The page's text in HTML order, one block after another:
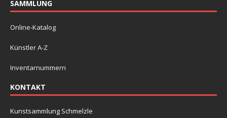
SAMMLUNG
Online-Katalog
Künstler A-Z
Inventarnummern
KONTAKT
Kunstsammlung Schmelzle